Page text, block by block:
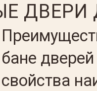
ДВЕРИ
бане
свойства